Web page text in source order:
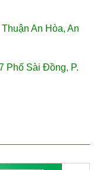
An Hòa, An
Phố Sài Đồng, P.